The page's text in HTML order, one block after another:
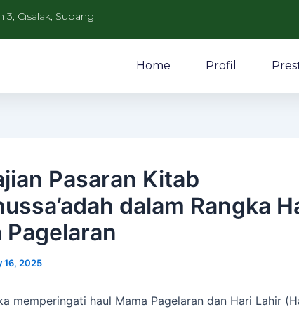
3, Cisalak, Subang
Home Profil
Pasaran Kitab
dalam Rangka
Pagelaran
16, 2025
memperingati haul Mama Pagelaran dan Hari Lahir